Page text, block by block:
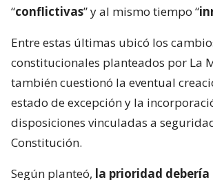
“conflictivas” y al mismo tiempo “
Entre estas últimas ubicó los
constitucionales planteados por La
también cuestionó la eventual
estado de excepción y la
disposiciones vinculadas a
Constitución.
Según planteó, la prioridad debería